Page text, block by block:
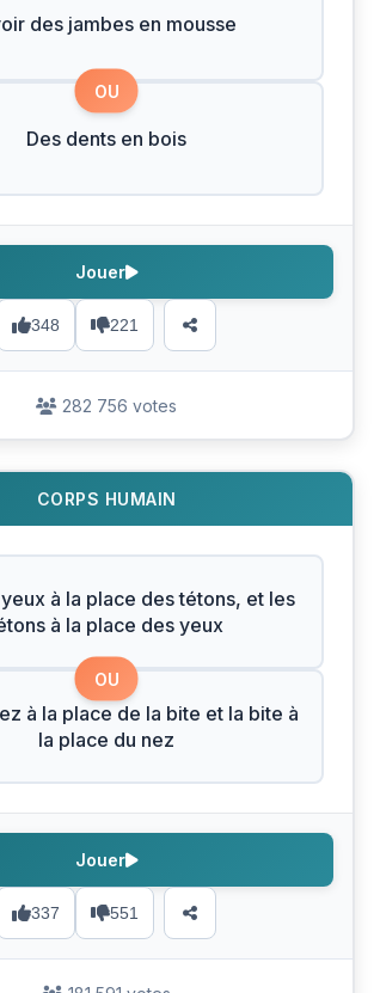
des jambes en mousse
OU
Des dents en bois
348 221
Jouer
282 756 votes
CORPS HUMAIN
à la place des tétons, et les
à la place des yeux
OU
à la place de la bite et la bite à
la place du nez
337 551
Jouer